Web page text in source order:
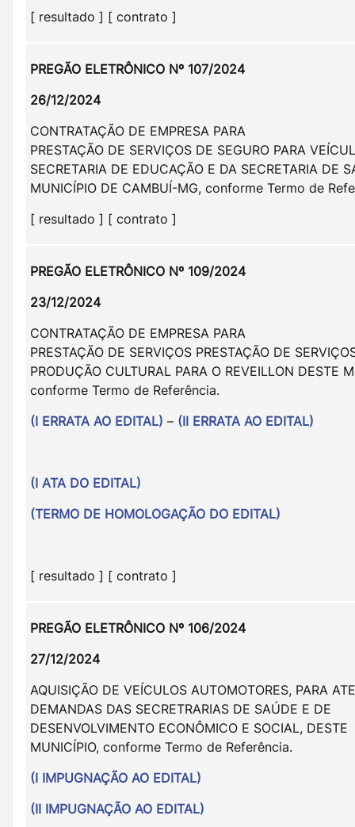
[ resultado ] [ contrato ]
PREGÃO ELETRÔNICO Nº 107/2024
26/12/2024
CONTRATAÇÃO DE EMPRESA PARA
PRESTAÇÃO DE SERVIÇOS DE SEGURO PARA
SECRETARIA DE EDUCAÇÃO E DA SECRETARIA DE
MUNICÍPIO DE CAMBUÍ-MG, conforme Termo de
[ resultado ] [ contrato ]
PREGÃO ELETRÔNICO Nº 109/2024
23/12/2024
CONTRATAÇÃO DE EMPRESA PARA
PRESTAÇÃO DE SERVIÇOS PRESTAÇÃO DE
PRODUÇÃO CULTURAL PARA O REVEILLON DESTE
conforme Termo de Referência.
(I ERRATA AO EDITAL) – (II ERRATA AO EDITAL)
(I ATA DO EDITAL)
(TERMO DE HOMOLOGAÇÃO DO EDITAL)
[ resultado ] [ contrato ]
PREGÃO ELETRÔNICO Nº 106/2024
27/12/2024
AQUISIÇÃO DE VEÍCULOS AUTOMOTORES, PARA
DEMANDAS DAS SECRETRARIAS DE SAÚDE E DE
DESENVOLVIMENTO ECONÔMICO E SOCIAL, DESTE
MUNICÍPIO, conforme Termo de Referência.
(I IMPUGNAÇÃO AO EDITAL)
(II IMPUGNAÇÃO AO EDITAL)